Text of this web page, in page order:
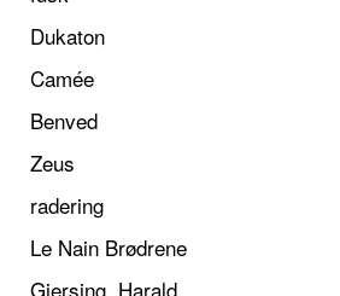
Dukaton
Camée
Benved
Zeus
radering
Le Nain Brødrene
Giersing, Harald